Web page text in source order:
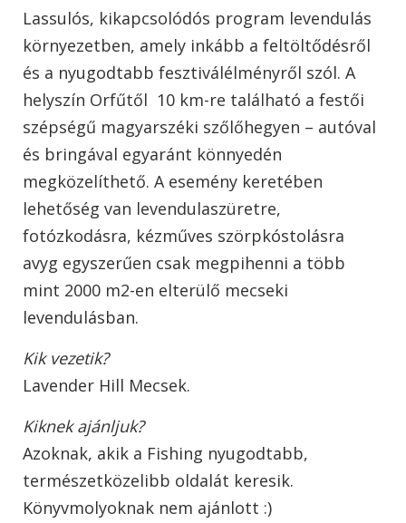
Lassulós, kikapcsolódós program levendulás
környezetben, amely inkább a feltöltődésről
és a nyugodtabb fesztiválélményről szól. A
helyszín Orfűtől 10 km-re található a festői
szépségű magyarszéki szőlőhegyen – autóval
és bringával egyaránt könnyedén
megközelíthető. A esemény keretében
lehetőség van levendulaszüretre,
fotózkodásra, kézműves szörpkóstolásra
avyg egyszerűen csak megpihenni a több
mint 2000 m2-en elterülő mecseki
levendulásban.
Kik vezetik?
Lavender Hill Mecsek.
Kiknek ajánljuk?
Azoknak, akik a Fishing nyugodtabb,
természetközelibb oldalát keresik.
Könyvmolyoknak nem ajánlott :)